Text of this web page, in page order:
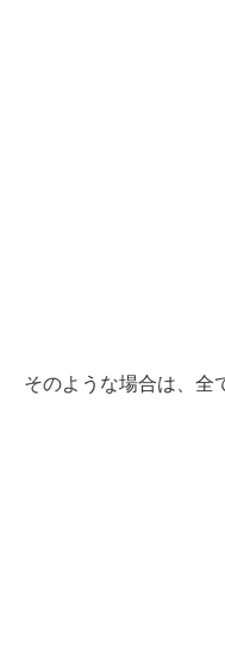
そのような場合は、全